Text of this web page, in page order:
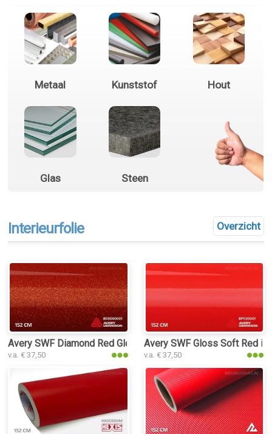
Metaal Kunststof Hout
Glas Steen
Overzicht
Interieurfolie
Avery SWF Diamond Red Gloss interieurfolie
v.a. € 37,50
Avery SWF Gloss Soft Red
v.a. € 37,50